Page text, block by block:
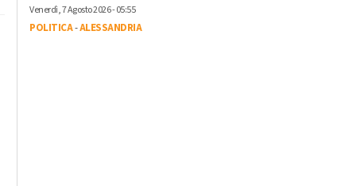
Venerdì, 7 Agosto 2026 - 05:55
POLITICA-ALESSANDRIA